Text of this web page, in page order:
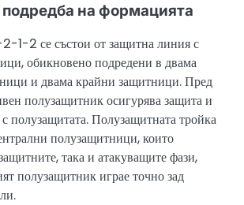
на формацията
1-2 се състои от защитна линия с
обикновено подредени в двама
и двама крайни защитници. Пред
полузащитник осигурява защита и
с полузащитата. Полузащитната тройка
полузащитници, които
така и атакуващите фази,
полузащитник играе точно зад